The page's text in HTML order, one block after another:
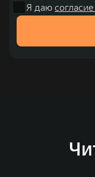
Я даю